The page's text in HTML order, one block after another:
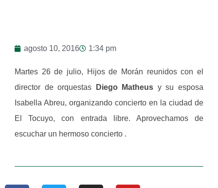
agosto 10, 2016 1:34 pm
Martes 26 de julio, Hijos de Morán reunidos con el
director de orquestas
Diego Matheus y su esposa
Isabella Abreu, organizando concierto en la ciudad de
El Tocuyo, con entrada libre. Aprovechamos de
escuchar un hermoso concierto .